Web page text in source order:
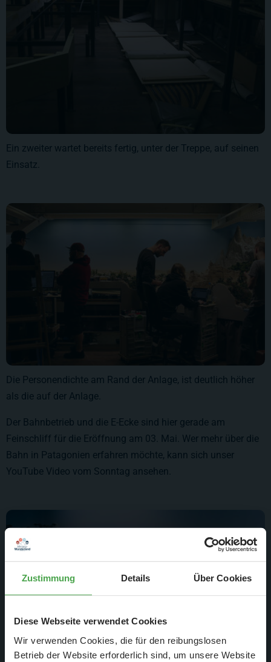
Zustimmung Details Über Cookies
Diese Webseite verwendet Cookies
Wir verwenden Cookies, die für den reibungslosen
Betrieb der Website erforderlich sind, um unsere Website
Ein zweiter wartet bereits fertig, unter der Treppe, auf seinen
Einsatz.
Die Personendichte am Rand der Anlage, ist deutlich höher
als die auf der Anlage.
Der Bahnbetrieb und die E-Ecke sind hier gerade am
Feinschliff für die Eröffnung am 03. Mai. Wer mehr über die
Bahn in Patagonien erfahren möchte, kann sich unser
YouTube Video vom Sonntag ansehen.